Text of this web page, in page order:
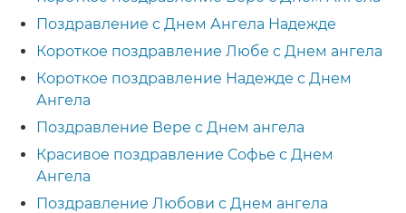
Поздравление с Днем Ангела Надежде
Короткое поздравление Любе с Днем ангела
Короткое поздравление Надежде с Днем
Ангела
Поздравление Вере с Днем ангела
Красивое поздравление Софье с Днем
Ангела
Поздравление Любови с Днем ангела